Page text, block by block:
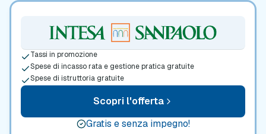
Tassi in promozione
Spese di incasso rata e gestione pratica gratuite
Spese di istruttoria gratuite
Scopri l'offerta
Gratis e senza impegno!